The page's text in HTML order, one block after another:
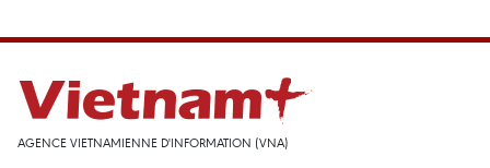
AGENCE VIETNAMIENNE D'INFORMATION (VNA)